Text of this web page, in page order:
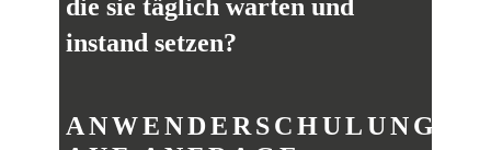
die sie täglich warten und
instand setzen?
ANWENDERSCHULUNGEN